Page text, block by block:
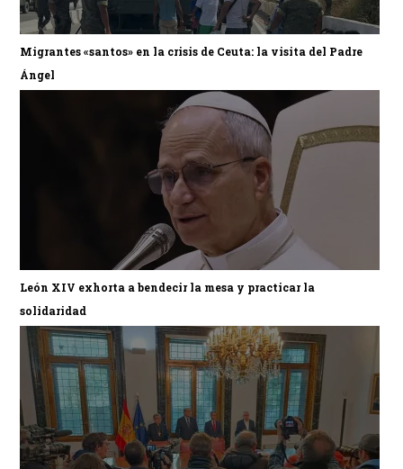
Migrantes «santos» en la crisis de Ceuta: la visita del Padre
Ángel
León XIV exhorta a bendecir la mesa y practicar la
solidaridad